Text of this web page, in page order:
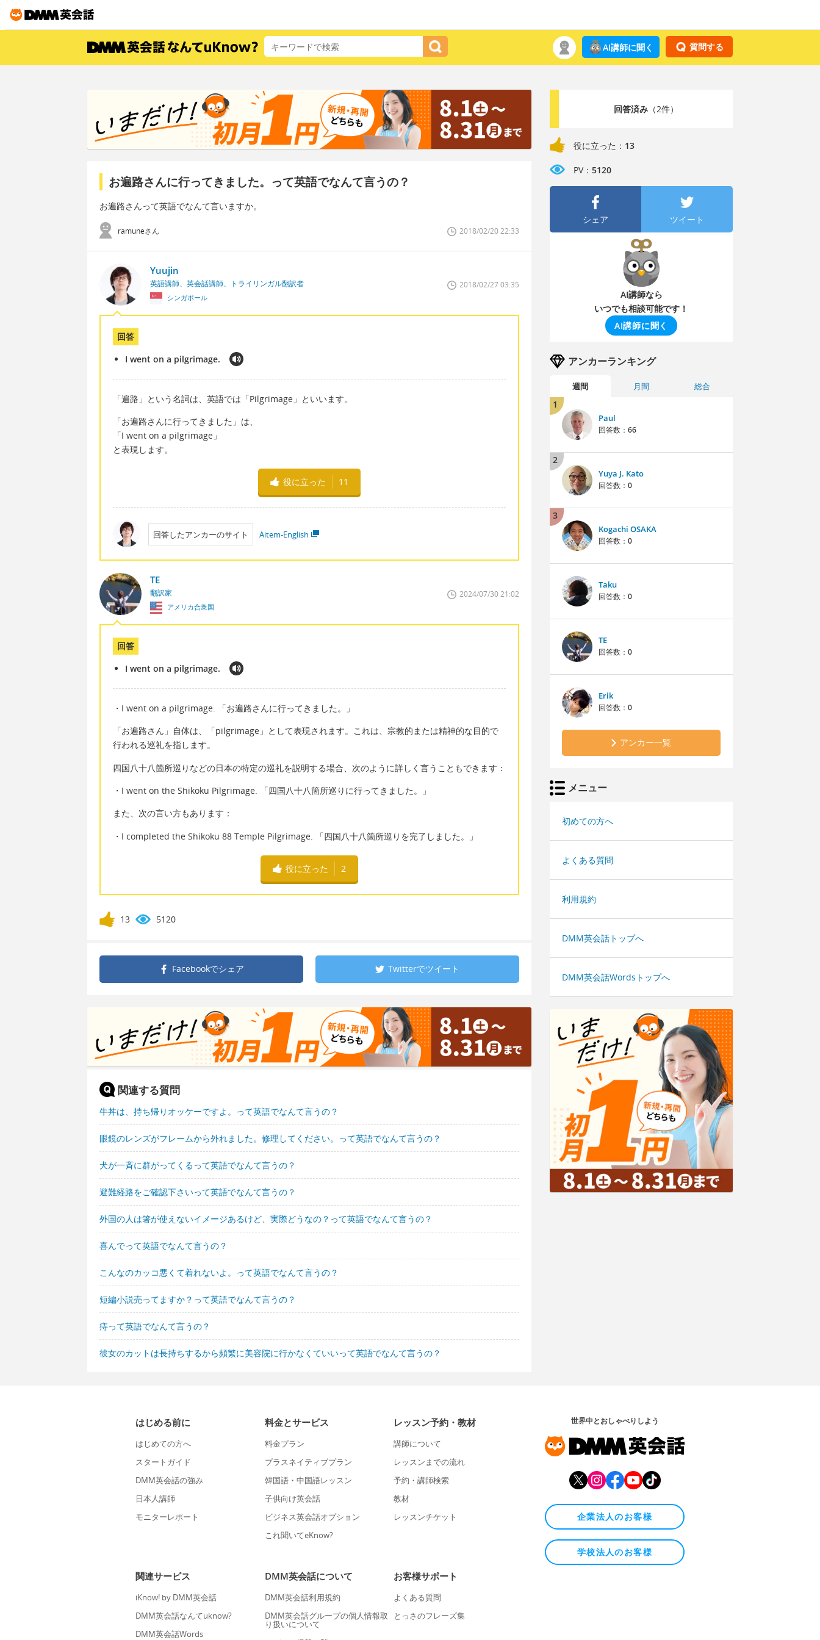
質問する
AI講師に聞く
お遍路さんに行ってきました。って英語でなんて言うの？
お遍路さんって英語でなんて言いますか。
ramuneさん 2018/02/20 22:33
Yuujin
英語講師、英会話講師、トライリンガル翻訳者
シンガポール
2018/02/27 03:35
回答
I went on a pilgrimage.
「遍路」という名詞は、英語では「Pilgrimage」といいます。
「お遍路さんに行ってきました」は、
「I went on a pilgrimage」
と表現します。
役に立った 11
回答したアンカーのサイト Aitem-English
TE
翻訳家
アメリカ合衆国
2024/07/30 21:02
回答
I went on a pilgrimage.
・I went on a pilgrimage. 「お遍路さんに行ってきました。」
「お遍路さん」自体は、「pilgrimage」として表現されます。これは、宗教的または精神的な目的で
行われる巡礼を指します。
四国八十八箇所巡りなどの日本の特定の巡礼を説明する場合、次のように詳しく言うこともできます：
・I went on the Shikoku Pilgrimage. 「四国八十八箇所巡りに行ってきました。」
また、次の言い方もあります：
・I completed the Shikoku 88 Temple Pilgrimage. 「四国八十八箇所巡りを完了しました。」
役に立った 2
13 5120
Facebookでシェア Twitterでツイート
関連する質問
牛丼は、持ち帰りオッケーですよ。って英語でなんて言うの？
眼鏡のレンズがフレームから外れました。修理してください。って英語でなんて言うの？
犬が一斉に群がってくるって英語でなんて言うの？
避難経路をご確認下さいって英語でなんて言うの？
外国の人は箸が使えないイメージあるけど、実際どうなの？って英語でなんて言うの？
喜んでって英語でなんて言うの？
こんなのカッコ悪くて着れないよ。って英語でなんて言うの？
短編小説売ってますか？って英語でなんて言うの？
痔って英語でなんて言うの？
彼女のカットは長持ちするから頻繁に美容院に行かなくていいって英語でなんて言うの？
回答済み（2件）
役に立った： 13
PV： 5120
シェア ツイート
AI講師なら
いつでも相談可能です！
AI講師に聞く
アンカーランキング
週間 月間 総合
1
Paul
回答数： 66
2
Yuya J. Kato
回答数： 0
3
Kogachi OSAKA
回答数： 0
Taku
回答数： 0
TE
回答数： 0
Erik
回答数： 0
アンカー一覧
メニュー
初めての方へ
よくある質問
利用規約
DMM英会話トップへ
DMM英会話Wordsトップへ
はじめる前に
はじめての方へ
スタートガイド
DMM英会話の強み
日本人講師
モニターレポート
料金とサービス
料金プラン
プラスネイティブプラン
韓国語・中国語レッスン
子供向け英会話
ビジネス英会話オプション
これ聞いてeKnow?
レッスン予約・教材
講師について
レッスンまでの流れ
予約・講師検索
教材
レッスンチケット
関連サービス
iKnow! by DMM英会話
DMM英会話なんてuknow?
DMM英会話Words
DMM英会話について
DMM英会話利用規約
DMM英会話グループの個人情報取
り扱いについて
お客様サポート
よくある質問
とっさのフレーズ集
世界中とおしゃべりしよう
企業法人のお客様
学校法人のお客様